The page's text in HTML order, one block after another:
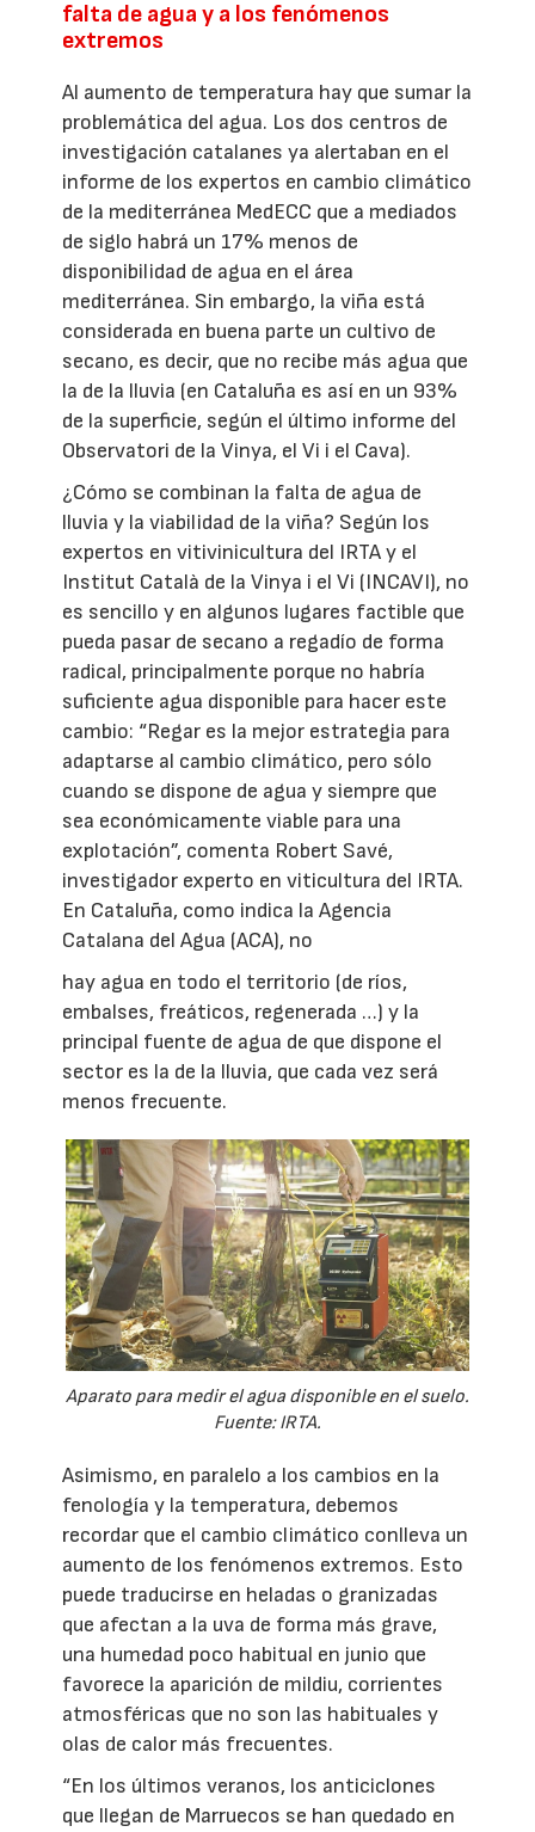
falta de agua y a los fenómenos
extremos
Al aumento de temperatura hay que sumar la
problemática del agua. Los dos centros de
investigación catalanes ya alertaban en el
informe de los expertos en cambio climático
de la mediterránea MedECC que a mediados
de siglo habrá un 17% menos de
disponibilidad de agua en el área
mediterránea. Sin embargo, la viña está
considerada en buena parte un cultivo de
secano, es decir, que no recibe más agua que
la de la lluvia (en Cataluña es así en un 93%
de la superficie, según el último informe del
Observatori de la Vinya, el Vi i el Cava).
¿Cómo se combinan la falta de agua de
lluvia y la viabilidad de la viña? Según los
expertos en vitivinicultura del IRTA y el
Institut Català de la Vinya i el Vi (INCAVI), no
es sencillo y en algunos lugares factible que
pueda pasar de secano a regadío de forma
radical, principalmente porque no habría
suficiente agua disponible para hacer este
cambio: “Regar es la mejor estrategia para
adaptarse al cambio climático, pero sólo
cuando se dispone de agua y siempre que
sea económicamente viable para una
explotación”, comenta Robert Savé,
investigador experto en viticultura del IRTA.
En Cataluña, como indica la Agencia
Catalana del Agua (ACA), no
hay agua en todo el territorio (de ríos,
embalses, freáticos, regenerada …) y la
principal fuente de agua de que dispone el
sector es la de la lluvia, que cada vez será
menos frecuente.
Aparato para medir el agua disponible en el suelo.
Fuente: IRTA.
Asimismo, en paralelo a los cambios en la
fenología y la temperatura, debemos
recordar que el cambio climático conlleva un
aumento de los fenómenos extremos. Esto
puede traducirse en heladas o granizadas
que afectan a la uva de forma más grave,
una humedad poco habitual en junio que
favorece la aparición de mildiu, corrientes
atmosféricas que no son las habituales y
olas de calor más frecuentes.
“En los últimos veranos, los anticiclones
que llegan de Marruecos se han quedado en